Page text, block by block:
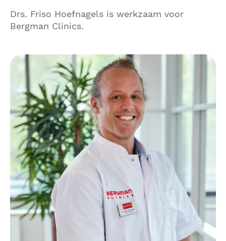
Drs. Friso Hoefnagels is werkzaam voor
Bergman Clinics.